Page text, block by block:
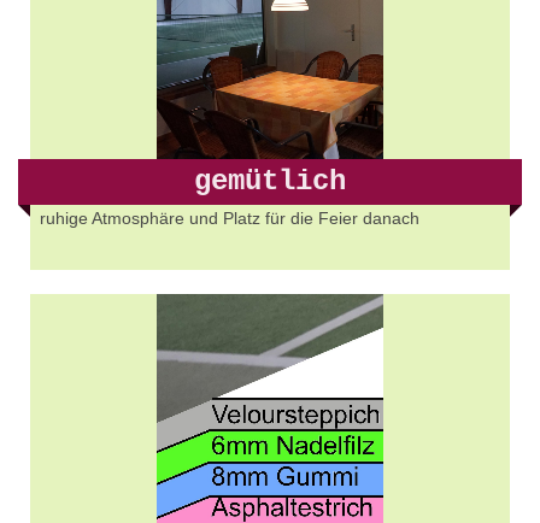
gemütlich
ruhige Atmosphäre und Platz für die Feier danach